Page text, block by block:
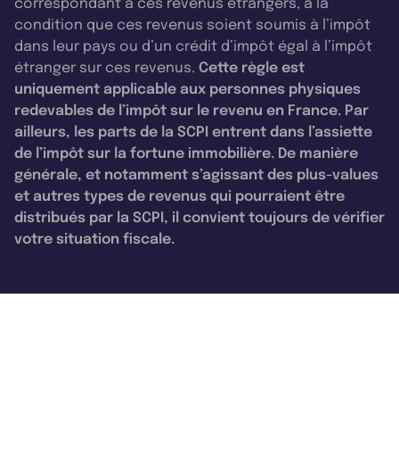
correspondant à ces revenus étrangers, à la
condition que ces revenus soient soumis à l’impôt
dans leur pays ou d’un crédit d’impôt égal à l’impôt
étranger sur ces revenus. Cette règle est
uniquement applicable aux personnes physiques
redevables de l’impôt sur le revenu en France. Par
ailleurs, les parts de la SCPI entrent dans l’assiette
de l’impôt sur la fortune immobilière. De manière
générale, et notamment s’agissant des plus-values
et autres types de revenus qui pourraient être
distribués par la SCPI, il convient toujours de vérifier
votre situation fiscale.